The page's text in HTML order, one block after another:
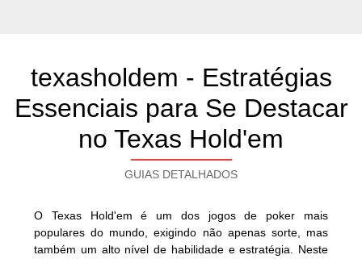
texasholdem - Estratégias
Essenciais para Se Destacar
no Texas Hold'em
GUIAS DETALHADOS
O Texas Hold'em é um dos jogos de poker mais
populares do mundo, exigindo não apenas sorte, mas
também um alto nível de habilidade e estratégia. Neste